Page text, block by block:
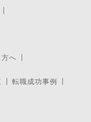
へ
転職成功事例